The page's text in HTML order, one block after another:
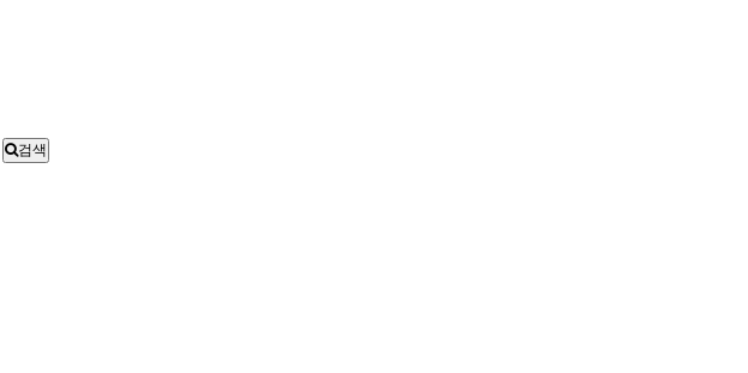
검색